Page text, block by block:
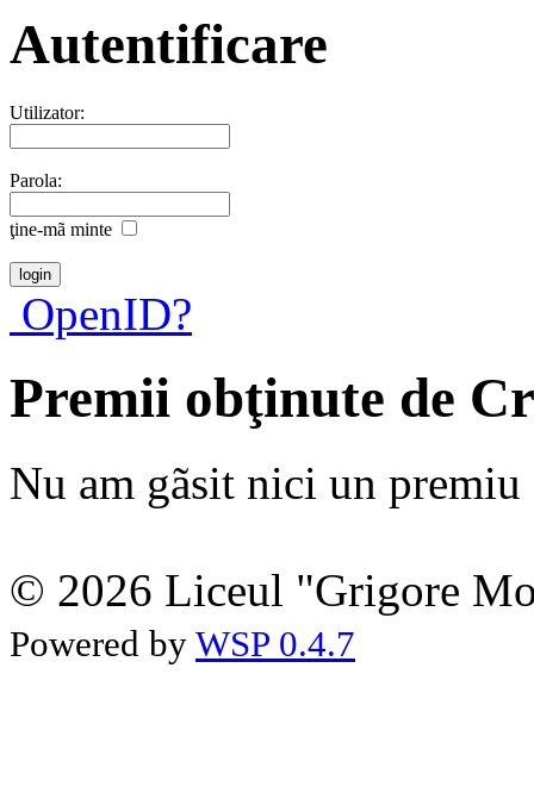
Autentificare
Utilizator:
Parola:
ţine-mã minte
OpenID?
Premii obţinute de
Nu am gãsit nici un premiu
© 2026 Liceul "Grigore
Powered by WSP 0.4.7